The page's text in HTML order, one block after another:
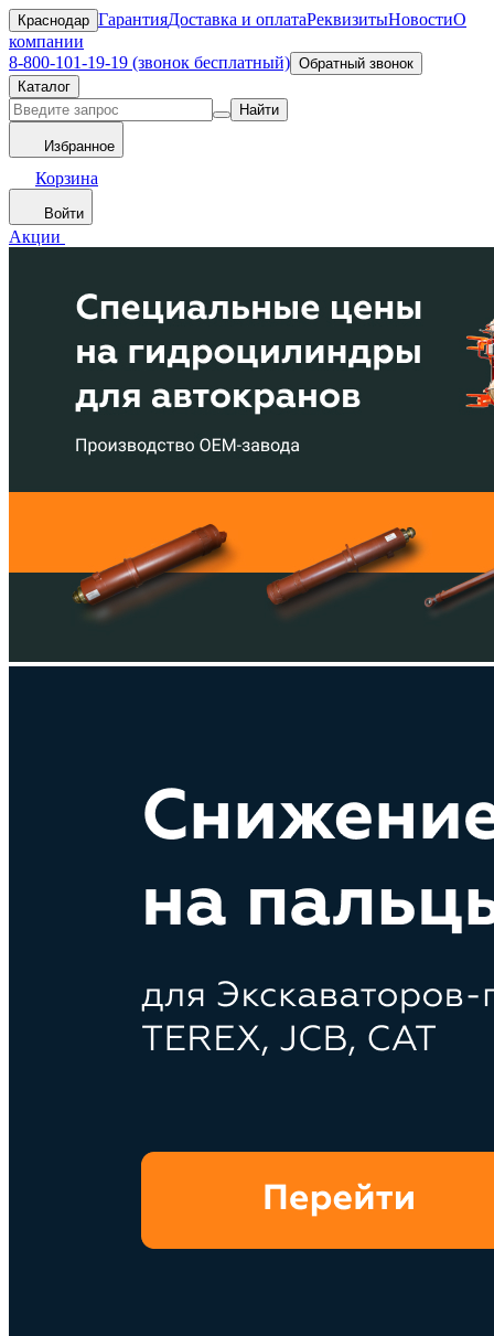
Краснодар ГарантияДоставка и оплатаРеквизитыНовостиО
компании
8-800-101-19-19 (звонок бесплатный) Обратный звонок
Каталог
Найти
Избранное
Корзина
Войти
Акции